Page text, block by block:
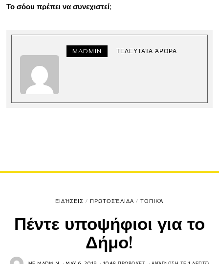
Το σόου πρέπει να συνεχιστεί;
MADMIN ΤΕΛΕΥΤΑΊΑ ΆΡΘΡΑ
ΕΙΔΉΣΕΙΣ / ΠΡΩΤΟΣΈΛΙΔΑ / ΤΟΠΙΚΆ
Πέντε υποψήφιοι για το
Δήμο!